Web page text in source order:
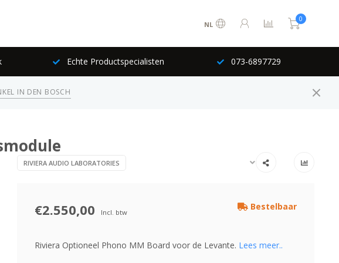
NL
0
Echte Productspecialisten 073-6897729
IN DEN BOSCH
RIVIERA AUDIO LABORATORIES
€2.550,00 Incl. btw
Bestelbaar
Riviera Optioneel Phono MM Board voor de Levante. Lees meer..